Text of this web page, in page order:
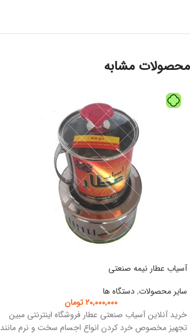
محصولات مشابه
آسیاب عطار نیمه صنعتی
سایر محصولات,دستگاه ها
۲۰,۰۰۰,۰۰۰تومان
خرید آنلاین آسیاب صنعتی عطار فروشگاه اینترنتی مبین
تجهیز مخصوص خرد کردن انواع اجسام سخت و نرم مانند